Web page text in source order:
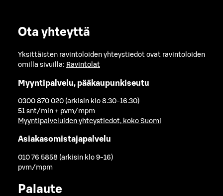
Ota yhteyttä
Yksittäisten ravintoloiden yhteystiedot ovat ravintoloiden
omilla sivuilla: Ravintolat
Myyntipalvelu, pääkaupunkiseutu
0300 870 020 (arkisin klo 8.30-16.30)
51 snt/min + pvm/mpm
Myyntipalveluiden yhteystiedot, koko Suomi
Asiakasomistajapalvelu
010 76 5858 (arkisin klo 9-16)
pvm/mpm
Palaute